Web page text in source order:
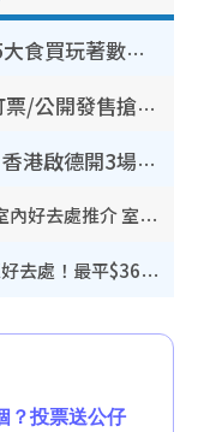
【8月生日優惠2026】全港85大食買玩著數攻略 自助餐/火鍋放題同行免費＋誠品/DONKI送現金券
人夫集團｜Klook套票/優先訂票/公開發售搶飛攻略！附票價.購票連結.場地座位表
BIGBANG演唱會2026｜11月香港啟德開3場！實名制VIP申請、優先購票攻略
香港室內好去處｜逾35大歎冷氣室內好去處推介 室內活動免費避雨無懼落雨
唱K推介2026︱全港13大卡啦OK好去處！最平$36起 日文K都有！(附地址+收費詳情)